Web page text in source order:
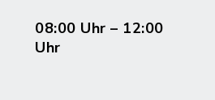
08:00 Uhr – 12:00
Uhr